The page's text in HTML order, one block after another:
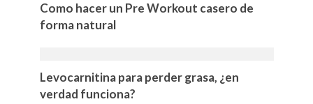
Como hacer un Pre Workout casero de
forma natural
Levocarnitina para perder grasa, ¿en
verdad funciona?